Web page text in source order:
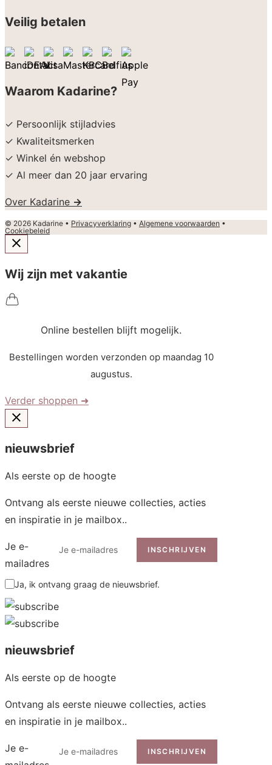
Veilig betalen
Waarom Kadarine?
✓ Persoonlijk stijladvies
✓ Kwaliteitsmerken
✓ Winkel én webshop
✓ Al meer dan 20 jaar ervaring
Over Kadarine →
© 2026 Kadarine • Privacyverklaring • Algemene voorwaarden •
Cookiebeleid
Wij zijn met vakantie
Online bestellen blijft mogelijk.
Bestellingen worden verzonden op maandag 10
augustus.
Verder shoppen ➜
nieuwsbrief
Als eerste op de hoogte
Ontvang als eerste nieuwe collecties, acties
en inspiratie in je mailbox..
Je e-
mailadres
INSCHRIJVEN
Ja, ik ontvang graag de nieuwsbrief.
nieuwsbrief
Als eerste op de hoogte
Ontvang als eerste nieuwe collecties, acties
en inspiratie in je mailbox..
Je e-
INSCHRIJVEN